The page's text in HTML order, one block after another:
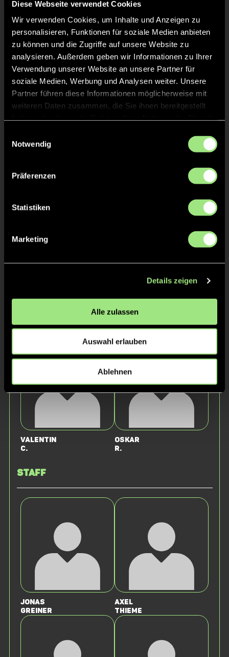
Diese Webseite verwendet Cookies
Wir verwenden Cookies, um Inhalte und Anzeigen zu
personalisieren, Funktionen für soziale Medien anbieten
zu können und die Zugriffe auf unsere Website zu
analysieren. Außerdem geben wir Informationen zu Ihrer
Verwendung unserer Website an unsere Partner für
soziale Medien, Werbung und Analysen weiter. Unsere
Partner führen diese Informationen möglicherweise mit
weiteren Daten zusammen, die Sie ihnen bereitgestellt
Notwendig
Präferenzen
Statistiken
Marketing
Details zeigen
Alle zulassen
Auswahl erlauben
Ablehnen
Hannes
H.
Ben
R.
Albrecht
W.
M.
C.
Valentin
C.
Oskar
R.
Staff
Jonas
Greiner
Axel
Thieme